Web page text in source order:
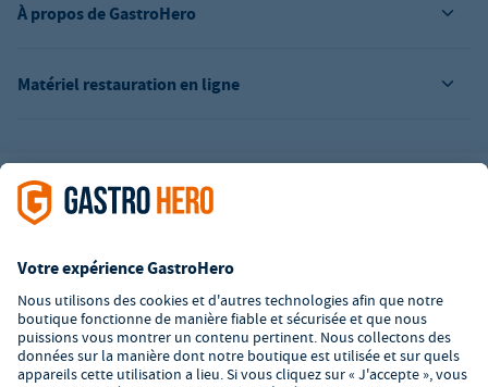
Matériel restauration en ligne
À propos de GastroHero
L’offre de la société GastroHero est exclusivement destinée aux
entreprises. Tous les prix sont des prix unitaires nets majorés de
Certaines méthodes de paiement peuvent entraîner des frais
supplémentaires
² PVC : Prix de Vente Conseillé par le fabricant
*A partir d'un montant de 350€ net. Jusqu'à cette date, les frais
de port s'élèvent à 7,90€ (hors TVA).